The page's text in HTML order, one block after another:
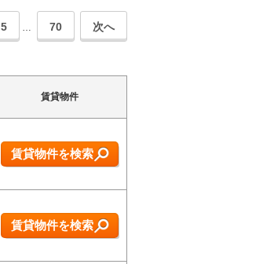
5 … 70 次へ
賃貸物件
賃貸物件を検索
賃貸物件を検索